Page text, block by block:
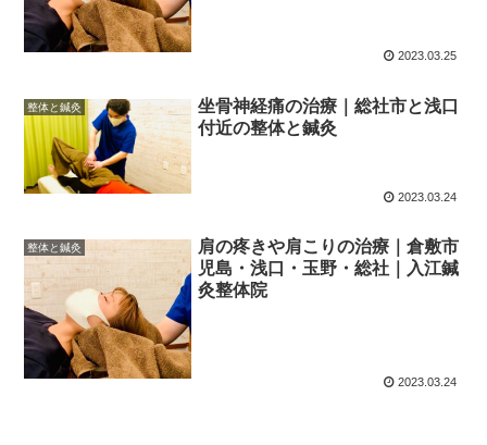
2023.03.25
整体と鍼灸
坐骨神経痛の治療｜総社市と浅口
付近の整体と鍼灸
2023.03.24
整体と鍼灸
肩の疼きや肩こりの治療｜倉敷市
児島・浅口・玉野・総社｜入江鍼
灸整体院
2023.03.24